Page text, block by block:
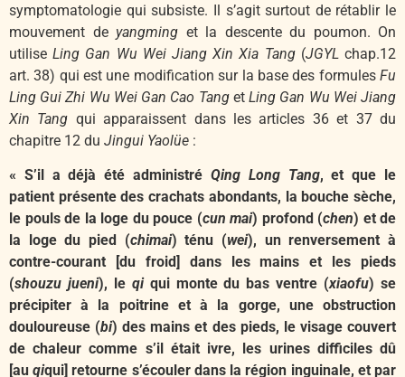
symptomatologie qui subsiste. Il s’agit surtout de rétablir le
mouvement de yangming et la descente du poumon. On
utiliseLing Gan Wu Wei Jiang Xin Xia Tang(JGYLchap.12
art. 38) qui est une modification sur la base des formules Fu
Ling Gui Zhi Wu Wei Gan Cao TangetLing Gan Wu Wei Jiang
Xin Tang qui apparaissent dans les articles 36 et 37 du
chapitre 12 du Jingui Yaolüe :
« S’il a déjà été administré Qing Long Tang, et que le
patient présente des crachats abondants, la bouche sèche,
le pouls de la loge du pouce (cun mai) profond (chen) et de
la loge du pied (chimai) ténu (wei), un renversement à
contre-courant [du froid] dans les mains et les pieds
(shouzu jueni), le qiqui monte du bas ventre (xiaofu) se
précipiter à la poitrine et à la gorge, une obstruction
douloureuse (bi) des mains et des pieds, le visage couvert
de chaleur comme s’il était ivre, les urines difficiles dû
[auqiqui] retourne s’écouler dans la région inguinale, et par